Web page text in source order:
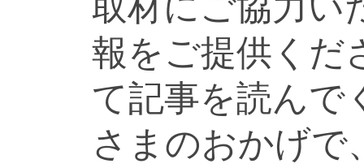
報をご提供くだ
て記事を読んで
さまのおかげで